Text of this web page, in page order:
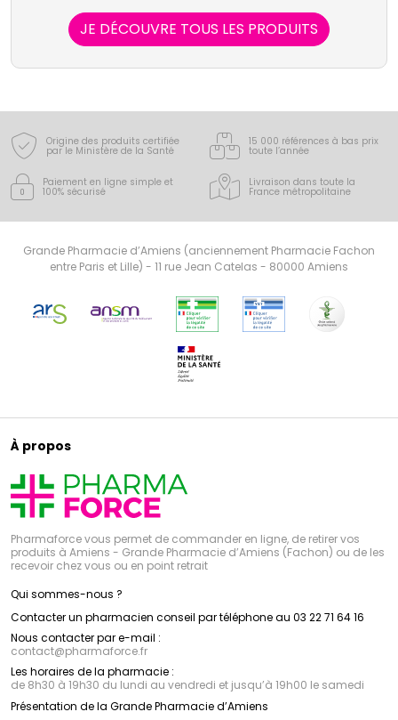
comme exigence, l'accessibilité comme
préoccupation et la sensorialité comme essence.
JE DÉCOUVRE TOUS LES PRODUITS
Origine des produits certifiée
par le Ministère de la Santé
15 000 références à bas prix
toute l’année
Paiement en ligne simple et
100% sécurisé
Livraison dans toute la
France métropolitaine
Grande Pharmacie d’Amiens (anciennement Pharmacie Fachon
entre Paris et Lille) - 11 rue Jean Catelas - 80000 Amiens
À propos
Pharmaforce vous permet de commander en ligne, de retirer vos
produits à Amiens - Grande Pharmacie d’Amiens (Fachon) ou de les
recevoir chez vous ou en point retrait
Qui sommes-nous ?
Contacter un pharmacien conseil par téléphone au 03 22 71 64 16
Nous contacter par e-mail :
contact@pharmaforce.fr
Les horaires de la pharmacie :
de 8h30 à 19h30 du lundi au vendredi et jusqu’à 19h00 le samedi
Présentation de la Grande Pharmacie d’Amiens